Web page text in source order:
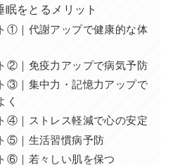
をとるメリット
①｜代謝アップで健康的な体
②｜免疫力アップで病気予防
③｜集中力・記憶力アップで
く
④｜ストレス軽減で心の安定
⑤｜生活習慣病予防
⑥｜若々しい肌を保つ